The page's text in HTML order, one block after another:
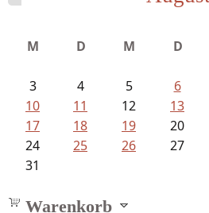
M D M D
3
4 5 6
10
11 12 13
17
18 19 20
24
25 26 27
31
Warenkorb